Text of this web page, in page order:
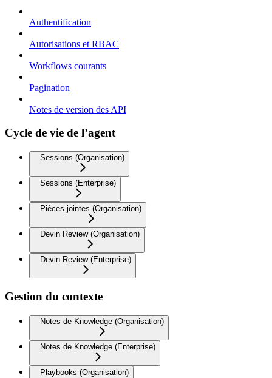
Authentification
Autorisations et RBAC
Workflows courants
Pagination
Notes de version des API
Cycle de vie de l’agent
Sessions (Organisation)
Sessions (Enterprise)
Pièces jointes (Organisation)
Devin Review (Organisation)
Devin Review (Enterprise)
Gestion du contexte
Notes de Knowledge (Organisation)
Notes de Knowledge (Enterprise)
Playbooks (Organisation)